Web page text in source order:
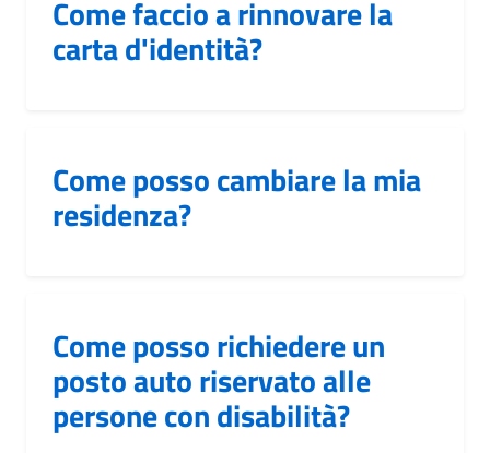
Come faccio a rinnovare la
carta d'identità?
Come posso cambiare la mia
residenza?
Come posso richiedere un
posto auto riservato alle
persone con disabilità?